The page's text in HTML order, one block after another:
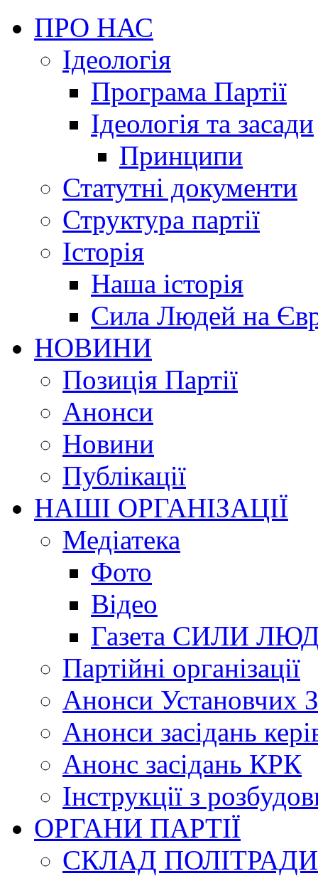
ПРО НАС
Ідеологія
Програма Партії
Ідеологія та засади
Принципи
Статутні документи
Структура партії
Історія
Наша історія
Сила Людей на
НОВИНИ
Позиція Партії
Анонси
Новини
Публікації
НАШІ ОРГАНІЗАЦІЇ
Медіатека
Фото
Відео
Газета СИЛИ
Партійні організації
Анонси Установчих
Анонси засідань
Анонс засідань КРК
Інструкції з
ОРГАНИ ПАРТІЇ
СКЛАД ПОЛІТРАДИ